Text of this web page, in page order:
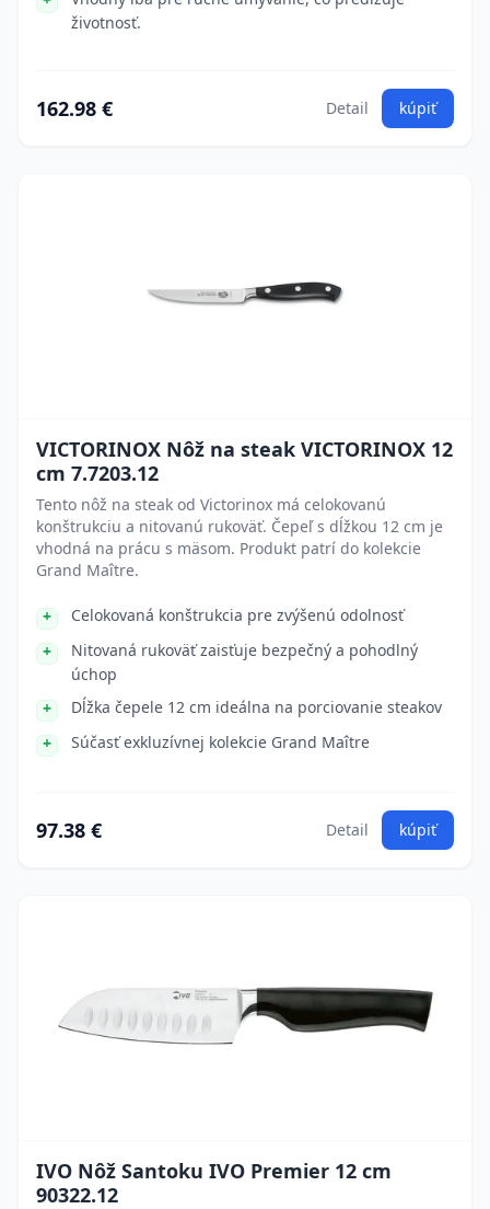
životnosť.
162.98 € Detail kúpiť
VICTORINOX Nôž na steak VICTORINOX 12
cm 7.7203.12
Tento nôž na steak od Victorinox má celokovanú
konštrukciu a nitovanú rukoväť. Čepeľ s dĺžkou 12 cm je
vhodná na prácu s mäsom. Produkt patrí do kolekcie
Grand Maître.
Celokovaná konštrukcia pre zvýšenú odolnosť
Nitovaná rukoväť zaisťuje bezpečný a pohodlný
úchop
Dĺžka čepele 12 cm ideálna na porciovanie steakov
Súčasť exkluzívnej kolekcie Grand Maître
97.38 € Detail kúpiť
IVO Nôž Santoku IVO Premier 12 cm
90322.12